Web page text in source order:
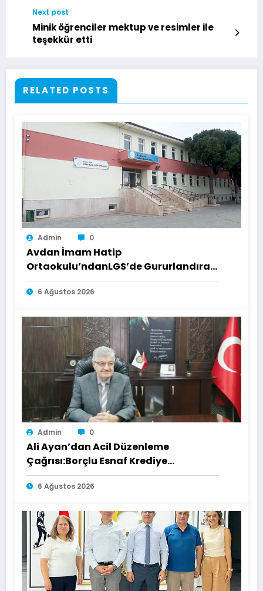
Next post
Minik öğrenciler mektup ve resimler ile
teşekkür etti
RELATED POSTS
Admin 0
Avdan İmam Hatip
Ortaokulu’ndanLGS’de Gururlandıran
Başarı
6 Ağustos 2026
Admin 0
Ali Ayan’dan Acil Düzenleme
Çağrısı:Borçlu Esnaf Krediye
Ulaşamıyor
6 Ağustos 2026